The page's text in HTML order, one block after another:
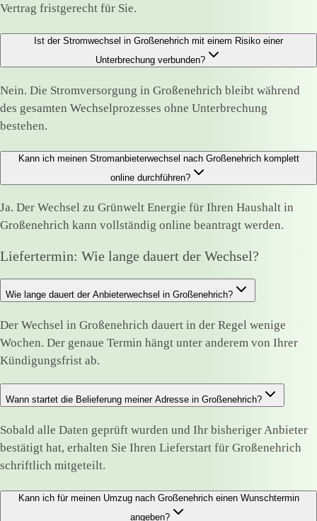
Vertrag fristgerecht für Sie.
Ist der Stromwechsel in Großenehrich mit einem Risiko einer
Unterbrechung verbunden?
Nein. Die Stromversorgung in Großenehrich bleibt während
des gesamten Wechselprozesses ohne Unterbrechung
bestehen.
Kann ich meinen Stromanbieterwechsel nach Großenehrich komplett
online durchführen?
Ja. Der Wechsel zu Grünwelt Energie für Ihren Haushalt in
Großenehrich kann vollständig online beantragt werden.
Liefertermin: Wie lange dauert der Wechsel?
Wie lange dauert der Anbieterwechsel in Großenehrich?
Der Wechsel in Großenehrich dauert in der Regel wenige
Wochen. Der genaue Termin hängt unter anderem von Ihrer
Kündigungsfrist ab.
Wann startet die Belieferung meiner Adresse in Großenehrich?
Sobald alle Daten geprüft wurden und Ihr bisheriger Anbieter
bestätigt hat, erhalten Sie Ihren Lieferstart für Großenehrich
schriftlich mitgeteilt.
Kann ich für meinen Umzug nach Großenehrich einen Wunschtermin
angeben?